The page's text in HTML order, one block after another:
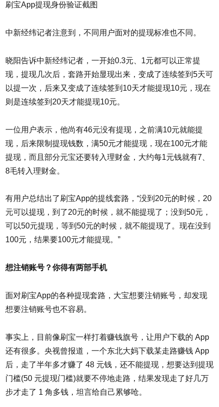
刷宝App提现身份验证截图
中新经纬记者注意到，不同用户面对的提现标准也不同。
晓阳告诉中新经纬记者，一开始0.3元、1元都可以正常提
现，提现几次后，套路开始显现出来，变成了连续签到5天可
以提一次，后来又变成了连续签到10天才能提现10元，现在
则是连续签到20天才能提现10元。
一位用户表示，他尚有46元没有提现，之前满10元就能提
现，后来限制提现钱数，满50元才能提现，现在100元才能
提现，而且部分元宝还要转入理财金，大约每1元钱就有7、
8毛转入理财金。
有用户总结出了刷宝App的提线套路，“没到20元的时候，20
元可以提现，到了20元的时候，就不能提现了；没到50元，
可以50元提现，等到50元的时候，就不能提现了。现在没到
100元，结果要100元才能提现。”
想注销账号？你得有两部手机
面对刷宝App的各种提现套路，大宝想要注销账号，却发现
想要注销账号也不容易。
事实上，目前像刷宝一样打着赚钱旗号，让用户下载的 App
还有很多。央视曾报道，一个东北大妈下载某走路赚钱 App
后，走了半年多才赚了 48 元钱，还不能提现，想要达到提现
门槛(50 元提现门槛)就要不停地走路，结果发现走了好几万
步才走了 1 角多钱，坦言给自己累够呛。